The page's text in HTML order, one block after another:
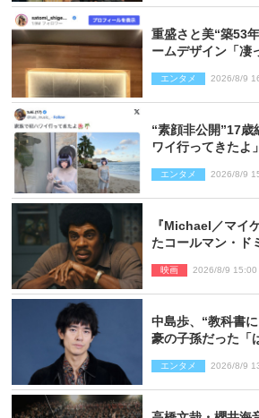
重盛さと美“築53
ームデザイン「凄
エンタメ 2026/8/9
“素顔非公開”17
ワイ行ってきたよ
エンタメ 2026/8/9
『Michael／マイ
たコールマン・ド
映画 2026/8/9 15:00
中島歩、“教科書
豪の子孫だった「
エンタメ 2026/8/9